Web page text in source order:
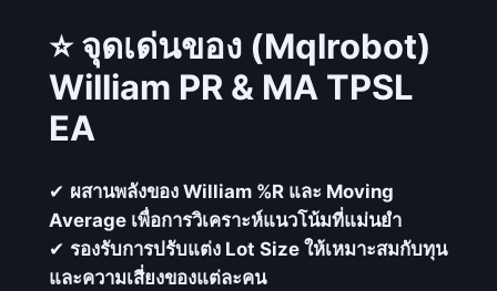
i
a
m
%
แ
ล
ะ
M
⭐ จุดเด่นของ (Mqlrobot)
William PR & MA TPSL
EA
✔ ผสานพลังของ William %R และ Moving
Average เพื่อการวิเคราะห์แนวโน้มที่แม่นยำ
✔ รองรับการปรับแต่ง Lot Size ให้เหมาะสมกับทุน
และความเสี่ยงของแต่ละคน